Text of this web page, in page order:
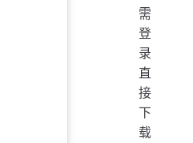
需
登
录
直
接
下
载